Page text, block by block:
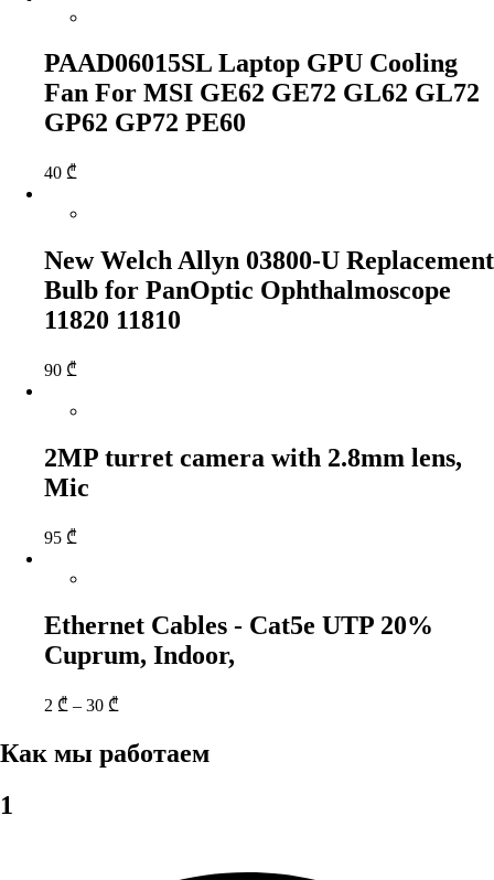
PAAD06015SL Laptop GPU Cooling
Fan For MSI GE62 GE72 GL62 GL72
GP62 GP72 PE60
40 ₾
New Welch Allyn 03800-U Replacement
Bulb for PanOptic Ophthalmoscope
11820 11810
90 ₾
2MP turret camera with 2.8mm lens,
Mic
95 ₾
Ethernet Cables - Cat5e UTP 20%
Cuprum, Indoor,
2 ₾ – 30 ₾
Как мы работаем
1